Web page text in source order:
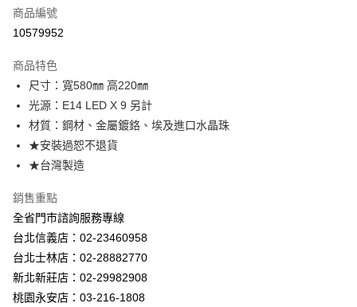
LINE Pay
街口支付
悠遊付
Google Pay
全盈+PAY
AFTEE先享後付
相關說明
【關於「AFTEE先享後付」】
AFTEE先享後付是「在收到商品之後才付款」的支付方式。 讓您購物簡單
便利好安心！
１．簡單：不需註冊會員、不需綁卡、不需儲值。
２．便利：只要手機號碼，簡訊認證，即可結帳。
商品編號
10579952
商品特色
尺寸：寬580㎜ 高220㎜
光源：E14 LED X 9 另計
材質：鋼材、金屬鍍鉻、埃及進口水晶珠
★安裝過恕不退貨
★台灣製造
銷售重點
全省門市諮詢服務專線
台北信義店：02-23460958
台北士林店：02-28882770
新北新莊店：02-29982908
桃園永安店：03-216-1808